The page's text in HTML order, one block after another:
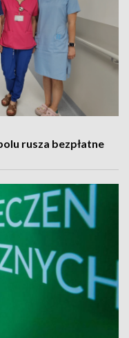
rusza bezpłatne